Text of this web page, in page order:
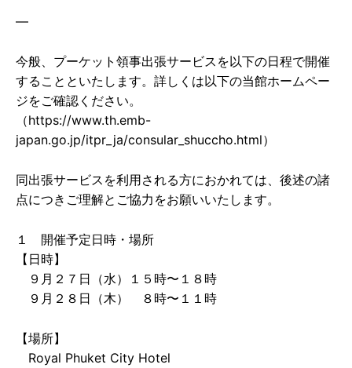
—
今般、プーケット領事出張サービスを以下の日程で開催
することといたします。詳しくは以下の当館ホームペー
ジをご確認ください。
（https://www.th.emb-
japan.go.jp/itpr_ja/consular_shuccho.html）
同出張サービスを利用される方におかれては、後述の諸
点につきご理解とご協力をお願いいたします。
１ 開催予定日時・場所
【日時】
９月２７日（水）１５時〜１８時
９月２８日（木） ８時〜１１時
【場所】
Royal Phuket City Hotel